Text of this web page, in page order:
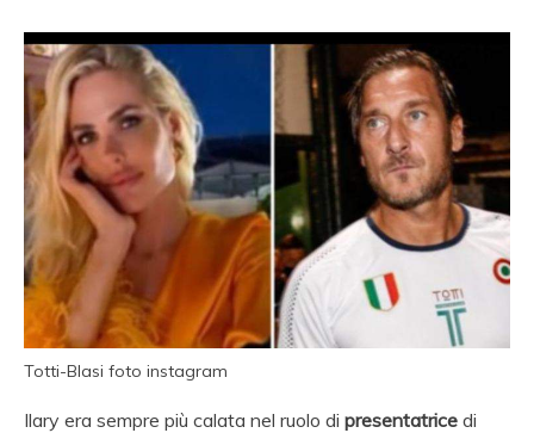
Totti-Blasi foto instagram
Ilary era sempre più calata nel ruolo di presentatrice di